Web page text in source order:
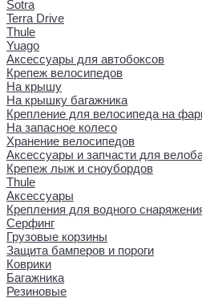
Sotra
Terra Drive
Thule
Yuago
Аксессуары для автобоксов
Крепеж велосипедов
На крышу
На крышку багажника
Крепление для велосипеда на
На запасное колесо
Хранение велосипедов
Аксессуары и запчасти для
Крепеж лыж и сноубордов
Thule
Аксессуары
Крепления для водного
Серфинг
Грузовые корзины
Защита бамперов и пороги
Коврики
Багажника
Резиновые